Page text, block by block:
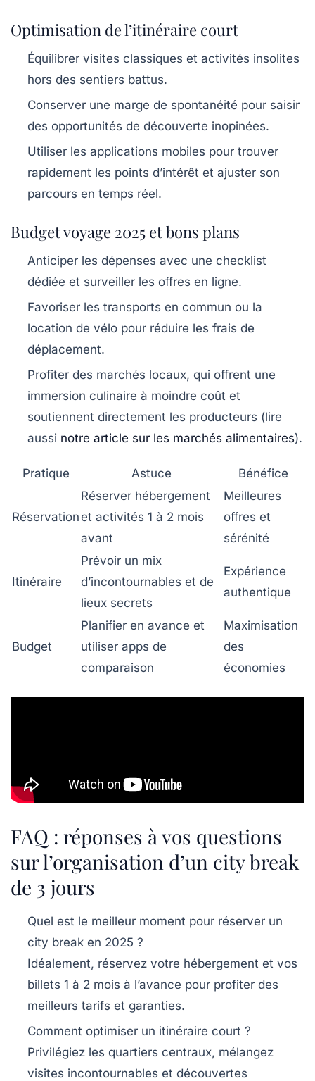
Optimisation de l’itinéraire court
Équilibrer visites classiques et activités insolites
hors des sentiers battus.
Conserver une marge de spontanéité pour saisir
des opportunités de découverte inopinées.
Utiliser les applications mobiles pour trouver
rapidement les points d’intérêt et ajuster son
parcours en temps réel.
Budget voyage 2025 et bons plans
Anticiper les dépenses avec une checklist
dédiée et surveiller les offres en ligne.
Favoriser les transports en commun ou la
location de vélo pour réduire les frais de
déplacement.
Profiter des marchés locaux, qui offrent une
immersion culinaire à moindre coût et
soutiennent directement les producteurs (lire
aussi notre article sur les marchés alimentaires).
Pratique Astuce Bénéfice
Réservation
Réserver hébergement
et activités 1 à 2 mois
avant
Meilleures
offres et
sérénité
Itinéraire
Prévoir un mix
d’incontournables et de
lieux secrets
Expérience
authentique
Budget
Planifier en avance et
utiliser apps de
comparaison
Maximisation
des
économies
FAQ : réponses à vos questions
sur l’organisation d’un city break
de 3 jours
Quel est le meilleur moment pour réserver un
city break en 2025 ?
Idéalement, réservez votre hébergement et vos
billets 1 à 2 mois à l’avance pour profiter des
meilleurs tarifs et garanties.
Comment optimiser un itinéraire court ?
Privilégiez les quartiers centraux, mélangez
visites incontournables et découvertes